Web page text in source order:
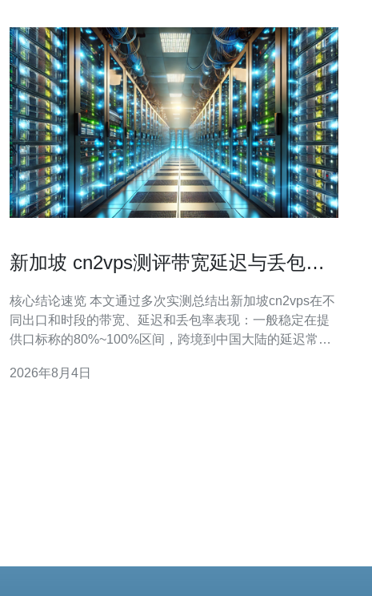
新加坡 cn2vps测评带宽延迟与丢包率
核心结论速览 本文通过多次实测总结出新加坡cn2vps在不
同出口和时段的带宽、延迟和丢包率表现：一般稳定在提
供口标称的80%~100%区间，跨境到中国大陆的延迟常见
洋到美西则在150~220ms，全天< b>丢包率多为0%~0.3%
2026年8月4日